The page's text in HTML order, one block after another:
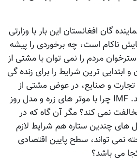
گان افغانستان این بار با وزارتی
ناکام است، چه برخوردی را پیشه
مردم را نمی توان با مشتی از
ابتدایی ترین شرایط را برای زنده گی
تجارت و صنایع، در عوض مشتی از
دلایل را عرضه می دهد. IMF چرا با موتر های زره و مدل روز
نمی کند؟ مگر آن گاه که در
های چندین ستاره هم شرایط لازم
نمی تواند، سطح پایین اقتصادی